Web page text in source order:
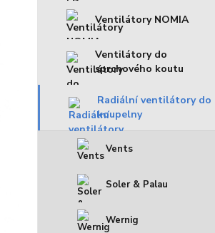
Ventilátory NOMIA
Ventilátory do
sprchového koutu
Radiální ventilátory do
koupelny
Vents
Soler & Palau
Wernig